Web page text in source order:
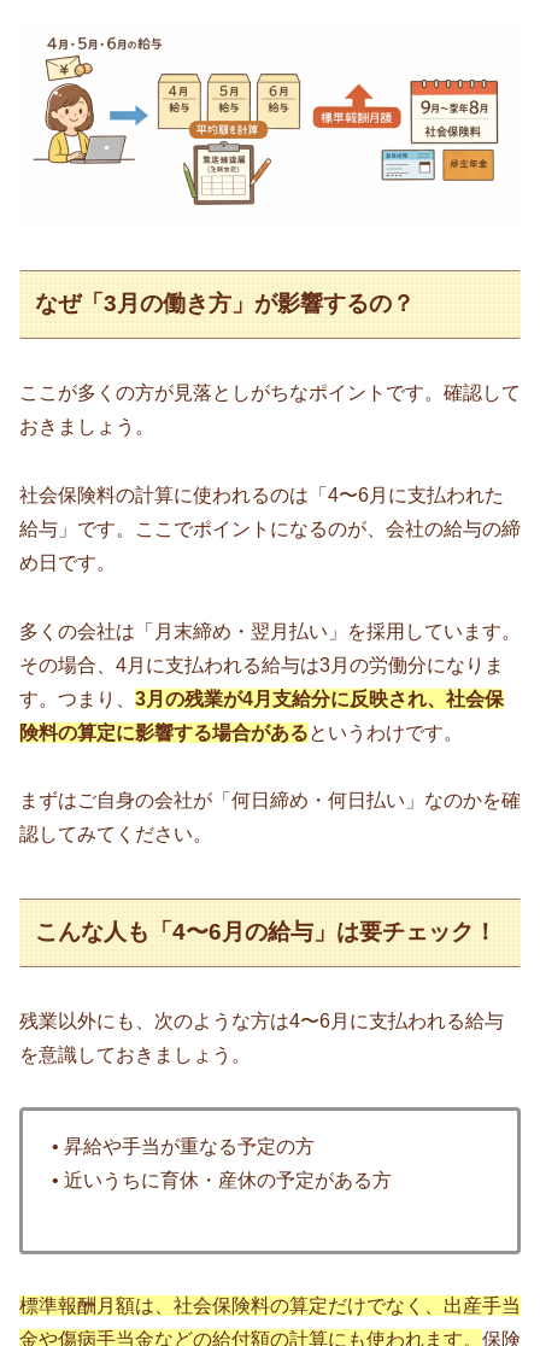
なぜ「3月の働き方」が影響するの？
ここが多くの方が見落としがちなポイントです。確認して
おきましょう。
社会保険料の計算に使われるのは「4〜6月に支払われた
給与」です。ここでポイントになるのが、会社の給与の締
め日です。
多くの会社は「月末締め・翌月払い」を採用しています。
その場合、4月に支払われる給与は3月の労働分になりま
す。つまり、 3月の残業が4月支給分に反映され、社会保
険料の算定に影響する場合があるというわけです。
まずはご自身の会社が「何日締め・何日払い」なのかを確
認してみてください。
こんな人も「4〜6月の給与」は要チェック！
残業以外にも、次のような方は4〜6月に支払われる給与
を意識しておきましょう。
• 昇給や手当が重なる予定の方
• 近いうちに育休・産休の予定がある方
標準報酬月額は、社会保険料の算定だけでなく、出産手当
金や傷病手当金などの給付額の計算にも使われます。 保険